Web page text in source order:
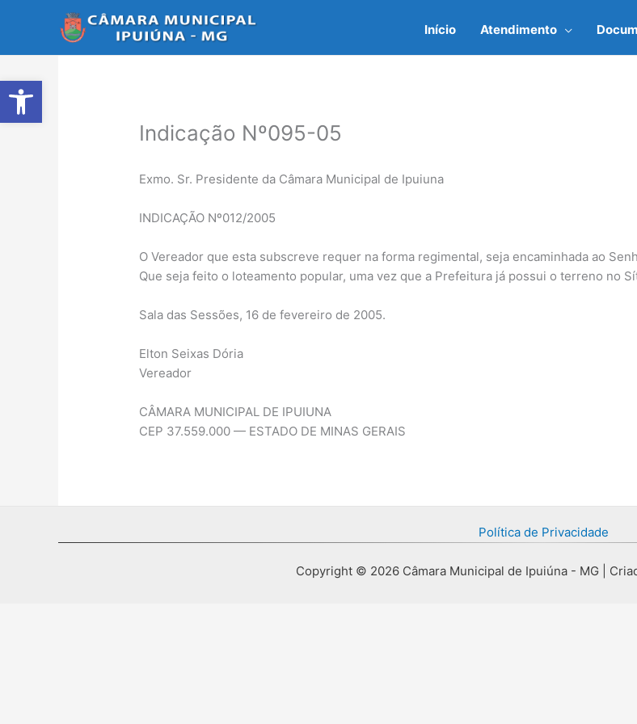
Abrir a barra de ferramentas
Início Atendimento
Indicação Nº095-05
Exmo. Sr. Presidente da Câmara Municipal de Ipuiuna
INDICAÇÃO Nº012/2005
O Vereador que esta subscreve requer na forma regimental, seja encaminhada ao
Que seja feito o loteamento popular, uma vez que a Prefeitura já possui o terreno no
Sala das Sessões, 16 de fevereiro de 2005.
Elton Seixas Dória
Vereador
CÂMARA MUNICIPAL DE IPUIUNA
CEP 37.559.000 — ESTADO DE MINAS GERAIS
Política de Privacidade
Copyright © 2026 Câmara Municipal de Ipuiúna - MG |